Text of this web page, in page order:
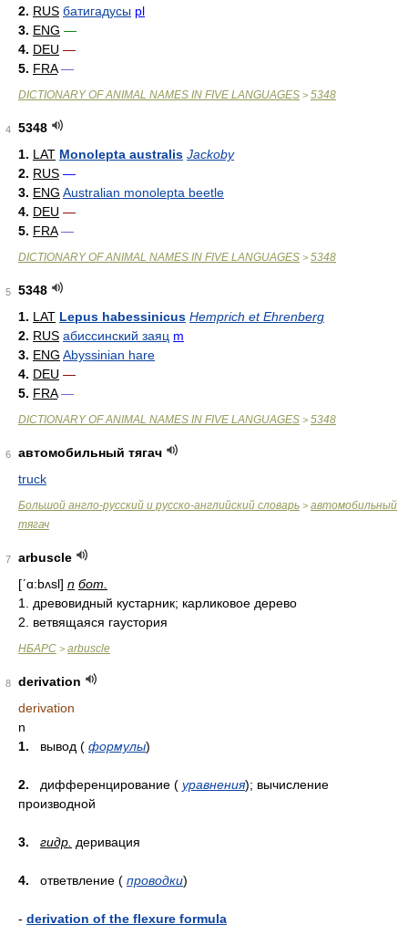
2. RUS батигадусы pl
3. ENG —
4. DEU —
5. FRA —
DICTIONARY OF ANIMAL NAMES IN FIVE LANGUAGES > 5348
4
5348
1. LAT Monolepta australis Jackoby
2. RUS —
3. ENG Australian monolepta beetle
4. DEU —
5. FRA —
DICTIONARY OF ANIMAL NAMES IN FIVE LANGUAGES > 5348
5
5348
1. LAT Lepus habessinicus Hemprich et Ehrenberg
2. RUS абиссинский заяц m
3. ENG Abyssinian hare
4. DEU —
5. FRA —
DICTIONARY OF ANIMAL NAMES IN FIVE LANGUAGES > 5348
6
автомобильный тягач
truck
Большой англо-русский и русско-английский словарь > автомобильный
тягач
7
arbuscle
[ʹɑ:bʌsl] n бот.
1. древовидный кустарник; карликовое дерево
2. ветвящаяся гаустория
НБАРС > arbuscle
8
derivation
derivation
n
1. вывод ( формулы)
2. дифференцирование ( уравнения); вычисление
производной
3. гидр. деривация
4. ответвление ( проводки)
- derivation of the flexure formula